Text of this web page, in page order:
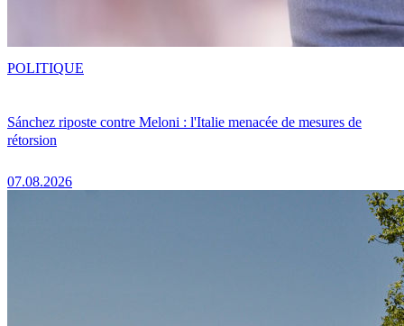
Sánchez riposte contre Meloni : l'Italie menacée de mesures de
rétorsion
07.08.2026
POLITIQUE